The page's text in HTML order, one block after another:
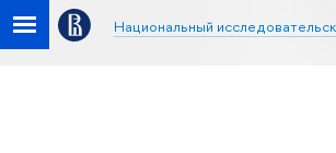
Национальный